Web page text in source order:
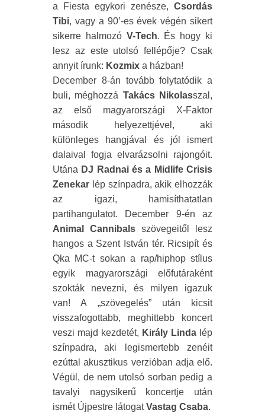
a Fiesta egykori zenésze, Csordás
Tibi, vagy a 90’-es évek végén sikert
sikerre halmozó V-Tech. És hogy ki
lesz az este utolsó fellépője? Csak
annyit írunk: Kozmix a házban!
December 8-án tovább folytatódik a
buli, méghozzá Takács Nikolasszal,
az első magyarországi X-Faktor
második helyezettjével, aki
különleges hangjával és jól ismert
dalaival fogja elvarázsolni rajongóit.
Utána DJ Radnai és a Midlife Crisis
Zenekar lép színpadra, akik elhozzák
az igazi, hamisíthatatlan
partihangulatot. December 9-én az
Animal Cannibals szövegeitől lesz
hangos a Szent István tér. Ricsipít és
Qka MC-t sokan a rap/hiphop stílus
egyik magyarországi előfutáraként
szokták nevezni, és milyen igazuk
van! A „szövegelés” után kicsit
visszafogottabb, meghittebb koncert
veszi majd kezdetét, Király Linda lép
színpadra, aki legismertebb zenéit
ezúttal akusztikus verzióban adja elő.
Végül, de nem utolsó sorban pedig a
tavalyi nagysikerű koncertje után
ismét Újpestre látogatVastag Csaba.